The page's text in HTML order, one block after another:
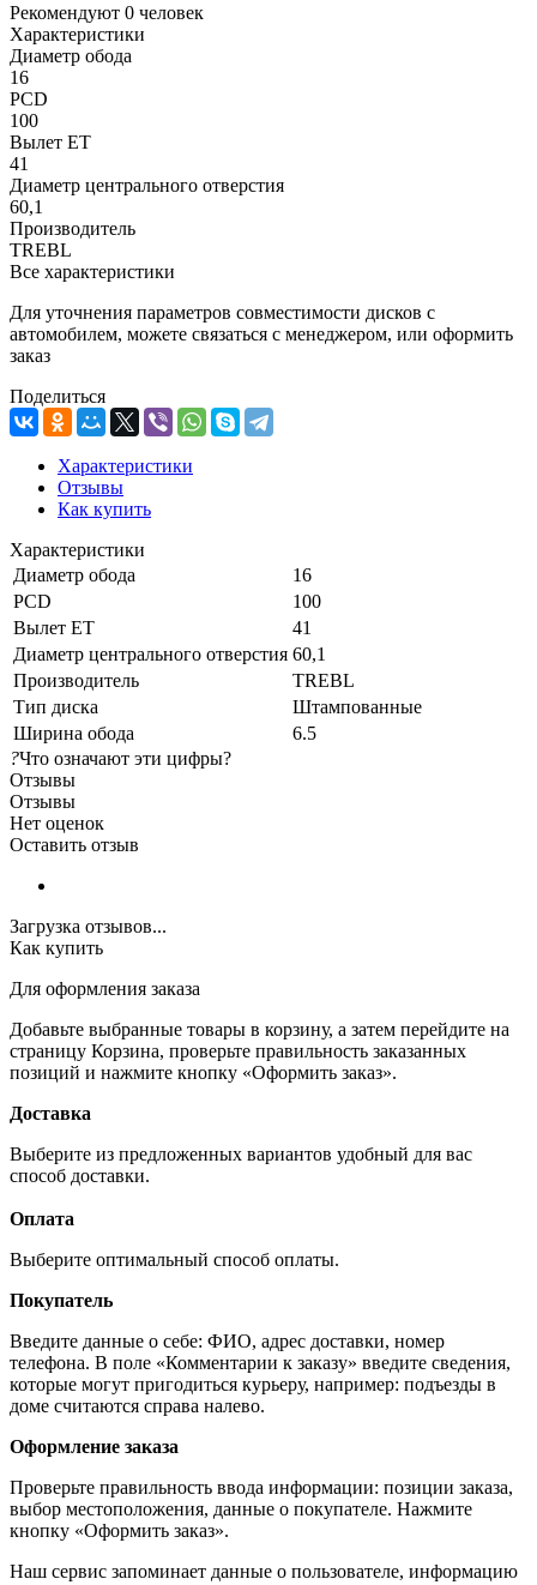
Рекомендуют 0 человек
Характеристики
Диаметр обода
16
PCD
100
Вылет ET
41
Диаметр центрального отверстия
60,1
Производитель
TREBL
Все характеристики
Для уточнения параметров совместимости дисков с
автомобилем, можете связаться с менеджером, или оформить
заказ
Поделиться
Характеристики
Отзывы
Как купить
Характеристики
Диаметр обода
16
PCD
100
Вылет ET
41
Диаметр центрального отверстия 60,1
Производитель
TREBL
Тип диска
Штампованные
Ширина обода
6.5
?Что означают эти цифры?
Отзывы
Отзывы
Нет оценок
Оставить отзыв
Загрузка отзывов...
Как купить
Для оформления заказа
Добавьте выбранные товары в корзину, а затем перейдите на
страницу Корзина, проверьте правильность заказанных
позиций и нажмите кнопку «Оформить заказ».
Доставка
Выберите из предложенных вариантов удобный для вас
способ доставки.
Оплата
Выберите оптимальный способ оплаты.
Покупатель
Введите данные о себе: ФИО, адрес доставки, номер
телефона. В поле «Комментарии к заказу» введите сведения,
которые могут пригодиться курьеру, например: подъезды в
доме считаются справа налево.
Оформление заказа
Проверьте правильность ввода информации: позиции заказа,
выбор местоположения, данные о покупателе. Нажмите
кнопку «Оформить заказ».
Наш сервис запоминает данные о пользователе, информацию